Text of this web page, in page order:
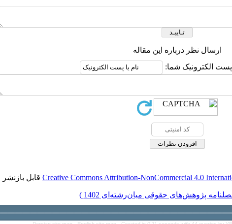
ارسال نظر درباره این مقاله
پست الکترونیک شما:
Creative Commons Attribution-NonCommercial 4.0 قابل